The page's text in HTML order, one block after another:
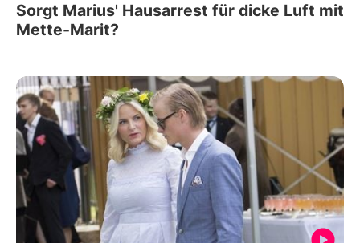
Sorgt Marius' Hausarrest für dicke Luft mit
Mette-Marit?